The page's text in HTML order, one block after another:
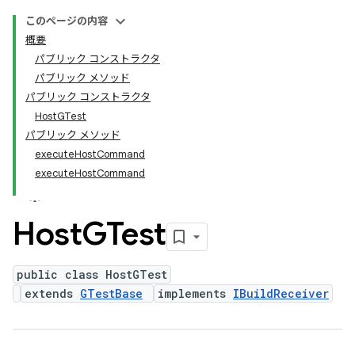
このページの内容
概要
パブリック コンストラクタ
パブリック メソッド
パブリック コンストラクタ
HostGTest
パブリック メソッド
executeHostCommand
executeHostCommand
HostGTest
public class HostGTest
extends GTestBase implements IBuildReceiver